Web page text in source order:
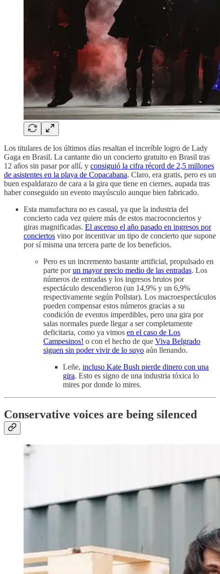
Los titulares de los últimos días resaltan el increíble logro de Lady
Gaga en Brasil. La cantante dio un concierto gratuito en Brasil tras
12 años sin pasar por allí, y consiguió la cifra récord de 2,5 millones
de asistentes en la playa de Copacabana. Claro, era gratis, pero es un
buen espaldarazo de cara a la gira que tiene en ciernes, aupada tras
haber conseguido un evento mayúsculo aunque bien fabricado.
Esta manufactura no es casual, ya que la industria del
concierto cada vez quiere más de estos macroconciertos y
giras magnificadas. El ascenso el año pasado en ingresos por
conciertos vino por incentivar un tipo de concierto que supone
por sí misma una tercera parte de los beneficios.
Pero es un incremento bastante artificial, propulsado en
parte porun mayor precio medio de las entradas. Los
números de entradas y los ingresos brutos por
espectáculo descendieron (un 14,9% y un 6,9%
respectivamente según Pollstar). Los macroespectáculos
pueden compensar estos números gracias a su
condición de eventos imperdibles, pero una gira por
salas normales puede llegar a ser completamente
deficitaria, como ya vimos en el caso de Los
Campesinos! o con el hecho de que Viva Belgrado
siguen sin poder vivir de lo suyo aún llenando.
Leñe, incluso Kate Bush pierde dinero con una
gira. Esto es signo de una industria tóxica lo
mires por donde lo mires.
Conservative voices are being silenced